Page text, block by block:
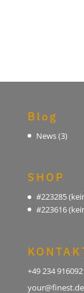
Blog
News(3)
SHOP
#223285
#223616
+49 234